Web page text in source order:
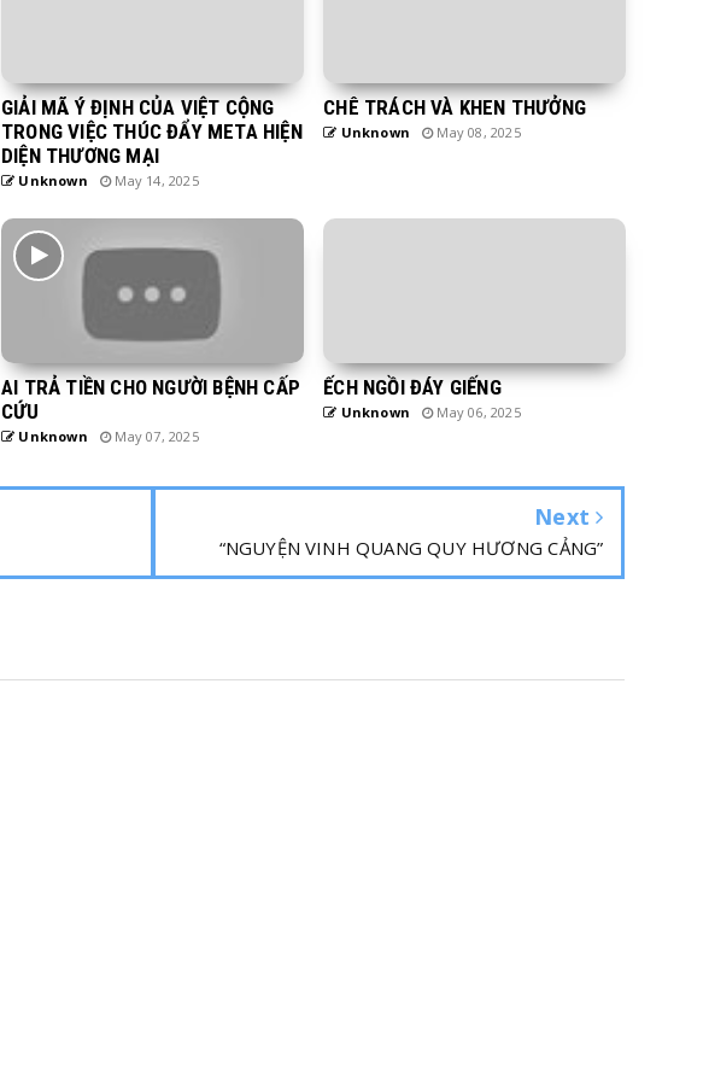
GIẢI MÃ Ý ĐỊNH CỦA VIỆT CỘNG
TRONG VIỆC THÚC ĐẨY META HIỆN
DIỆN THƯƠNG MẠI
Unknown May 14, 2025
CHÊ TRÁCH VÀ KHEN THƯỞNG
Unknown May 08, 2025
AI TRẢ TIỀN CHO NGƯỜI BỆNH CẤP
CỨU
Unknown May 07, 2025
ẾCH NGỒI ĐÁY GIẾNG
Unknown May 06, 2025
Next
“NGUYỆN VINH QUANG QUY HƯƠNG CẢNG”